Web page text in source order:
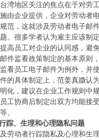
湾地区关注的焦点在于对劳
由企业提供，企业对劳动者
范，这就涉及劳动者电子邮
。很多学者认为雇主应该制
高员工对企业的认同感，避
件监看政策制定的基本原则
看员工电子邮件为例外，并
的具体制定上，范姜真媺认
化，建议在企业工作规则中
工协商后制定出双方均能接
。
踪、生理和心理隐私问题
劳动者行踪隐私及心理和生